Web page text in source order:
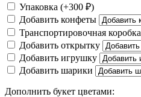
Упаковка (+300 ₽)
Добавить конфеты
Транспортировочная коробка
Добавить открытку
Добавить игрушку
Добавить шарики
Дополнить букет цветами: